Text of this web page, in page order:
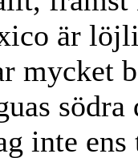
är
mycket
inte